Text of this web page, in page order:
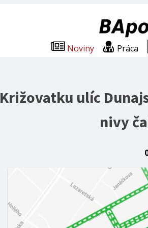
Noviny Práca
Križovatku ulíc
nivy